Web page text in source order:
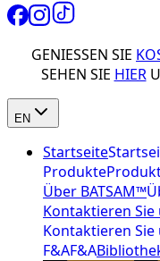
GENIESSEN SIE
SEHEN SIE HIER
EN
Startseite
Produkte
Über BATSAM™
Kontaktieren Sie
Kontaktieren Sie
F&AF&A